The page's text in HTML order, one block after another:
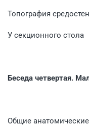
Топография
У секционного стола
Беседа четвертая.
Общие